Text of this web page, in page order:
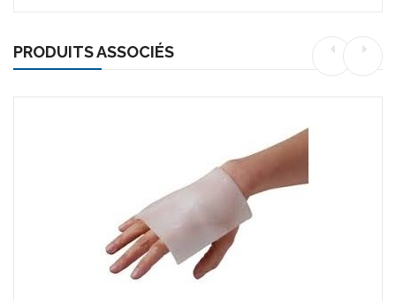
PRODUITS ASSOCIÉS